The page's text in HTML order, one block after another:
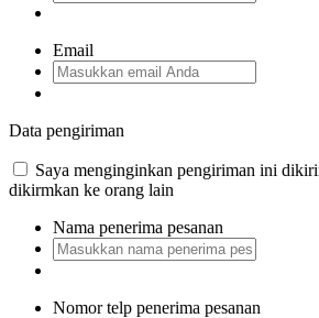
Email
Data pengiriman
Saya menginginkan pengiriman ini
dikirmkan ke orang lain
Nama penerima pesanan
Nomor telp penerima pesanan